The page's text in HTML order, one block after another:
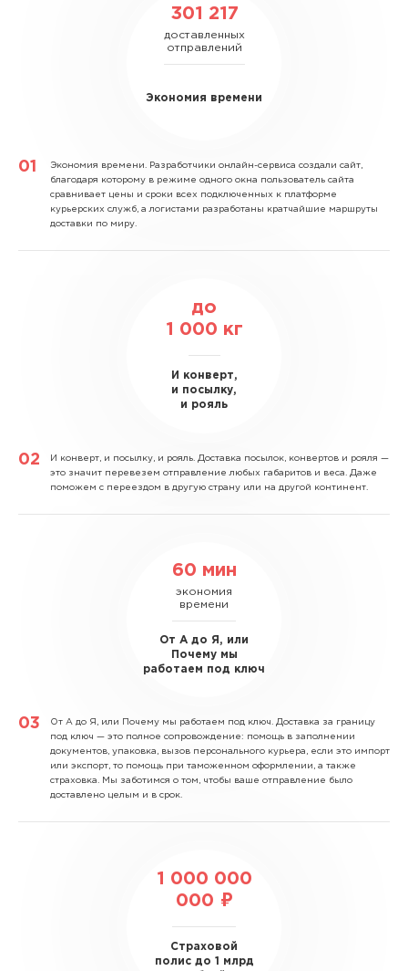
301 217
доставленных
отправлений
Экономия времени
Экономия времени. Разработчики онлайн-сервиса создали сайт,
благодаря которому в режиме одного окна пользователь сайта
сравнивает цены и сроки всех подключенных к платформе
курьерских служб, а логистами разработаны кратчайшие маршруты
доставки по миру.
до
1 000 кг
И конверт,
и посылку,
и рояль
И конверт, и посылку, и рояль. Доставка посылок, конвертов и рояля —
это значит перевезем отправление любых габаритов и веса. Даже
поможем с переездом в другую страну или на другой континент.
60 мин
экономия
времени
От А до Я, или
Почему мы
работаем под ключ
От А до Я, или Почему мы работаем под ключ. Доставка за границу
под ключ — это полное сопровождение: помощь в заполнении
документов, упаковка, вызов персонального курьера, если это импорт
или экспорт, то помощь при таможенном оформлении, а также
страховка. Мы заботимся о том, чтобы ваше отправление было
доставлено целым и в срок.
1 000 000
000 ₽
Страховой
полис до 1 млрд